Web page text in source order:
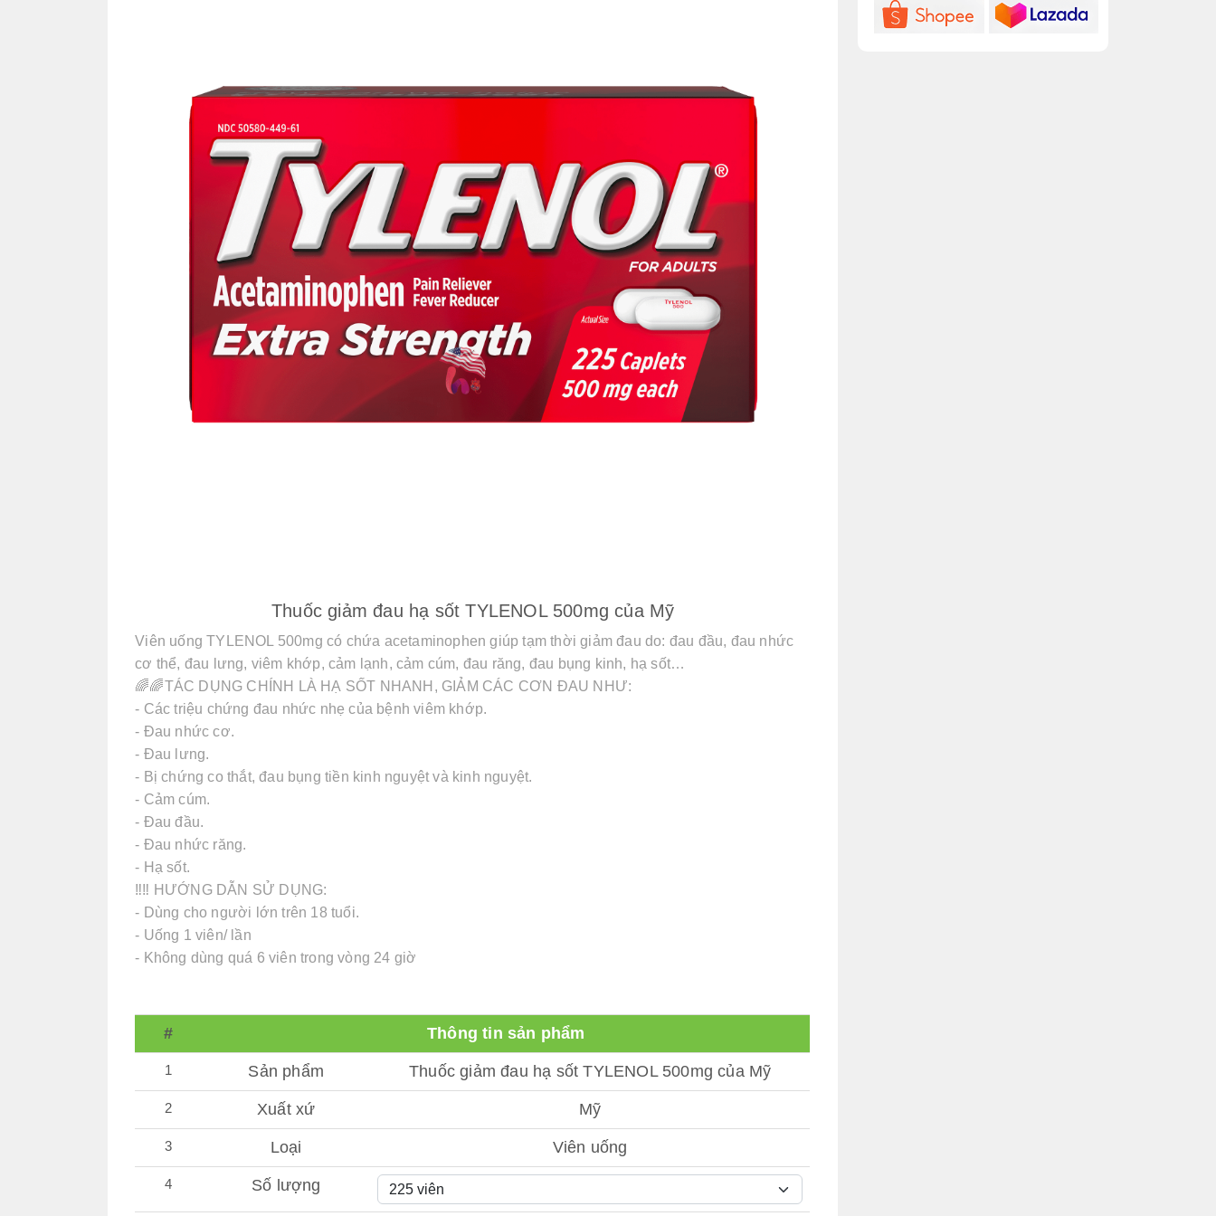
Thuốc giảm đau hạ sốt TYLENOL 500mg của Mỹ
Viên uống TYLENOL 500mg có chứa acetaminophen giúp tạm thời giảm đau do: đau đầu, đau nhức
cơ thể, đau lưng, viêm khớp, cảm lạnh, cảm cúm, đau răng, đau bụng kinh, hạ sốt…
🌈🌈TÁC DỤNG CHÍNH LÀ HẠ SỐT NHANH, GIẢM CÁC CƠN ĐAU NHƯ:
- Các triệu chứng đau nhức nhẹ của bệnh viêm khớp.
- Đau nhức cơ.
- Đau lưng.
- Bị chứng co thắt, đau bụng tiền kinh nguyệt và kinh nguyệt.
- Cảm cúm.
- Đau đầu.
- Đau nhức răng.
- Hạ sốt.
‼️‼️ HƯỚNG DẪN SỬ DỤNG:
- Dùng cho người lớn trên 18 tuổi.
- Uống 1 viên/ lần
- Không dùng quá 6 viên trong vòng 24 giờ
# Thông tin sản phẩm
1 Sản phẩm Thuốc giảm đau hạ sốt TYLENOL 500mg của Mỹ
2 Xuất xứ Mỹ
3 Loại Viên uống
4 Số lượng